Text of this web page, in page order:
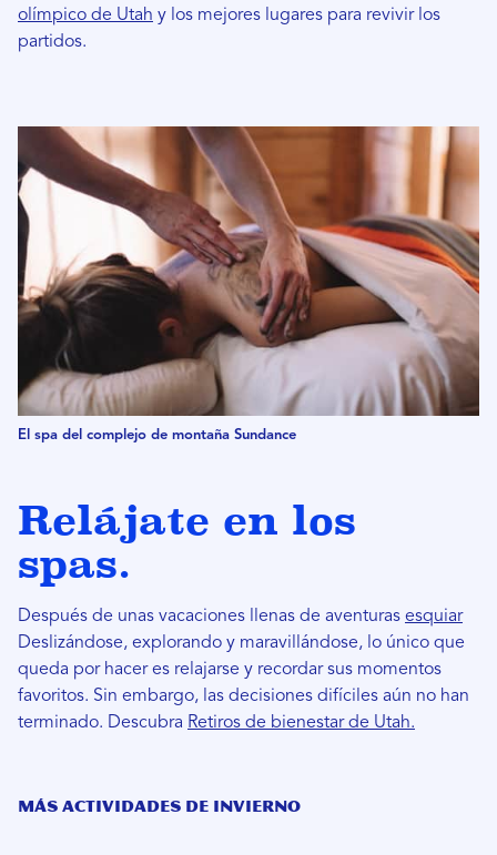
olímpico de Utah y los mejores lugares para revivir los
partidos.
El spa del complejo de montaña Sundance
Relájate en los
spas.
Después de unas vacaciones llenas de aventuras esquiar
Deslizándose, explorando y maravillándose, lo único que
queda por hacer es relajarse y recordar sus momentos
favoritos. Sin embargo, las decisiones difíciles aún no han
terminado. Descubra Retiros de bienestar de Utah.
MÁS ACTIVIDADES DE INVIERNO